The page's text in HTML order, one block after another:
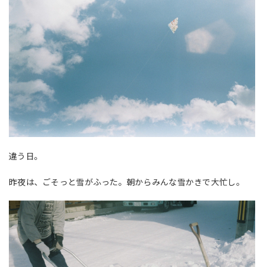
違う日。
昨夜は、ごそっと雪がふった。朝からみんな雪かきで大忙し。